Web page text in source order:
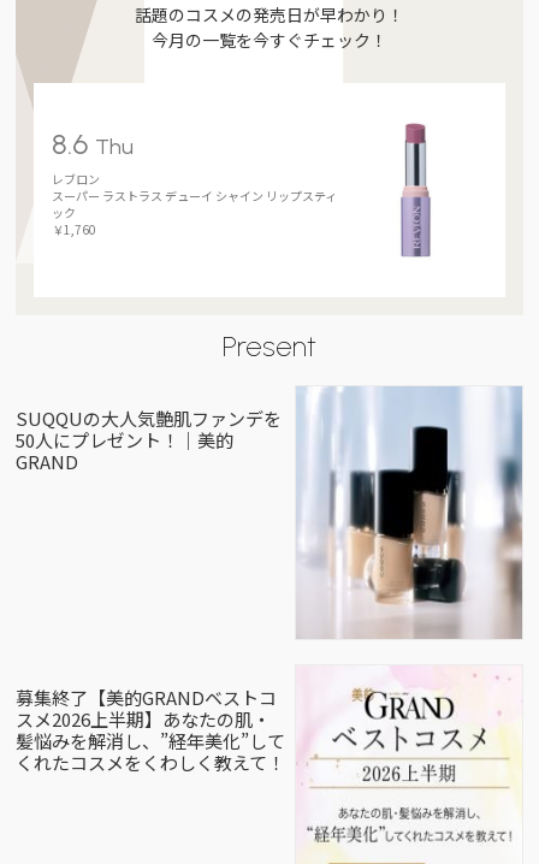
話題のコスメの発売日が早わかり！
今月の一覧を今すぐチェック！
8.6 Thu
レブロン
スーパー ラストラス デューイ シャイン リップスティ
ック
￥1,760
Present
SUQQUの大人気艶肌ファンデを
50人にプレゼント！｜美的
GRAND
募集終了【美的GRANDベストコ
スメ2026上半期】あなたの肌・
髪悩みを解消し、”経年美化”して
くれたコスメをくわしく教えて！